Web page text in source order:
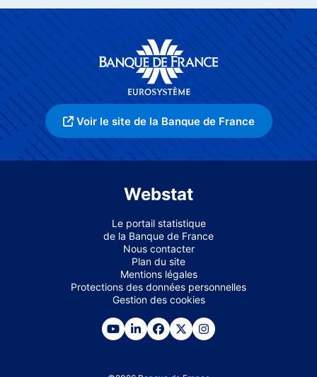
Voir le site de la Banque de France
Webstat
Le portail statistique
de la Banque de France
Nous contacter
Plan du site
Mentions légales
Protections des données personnelles
Gestion des cookies